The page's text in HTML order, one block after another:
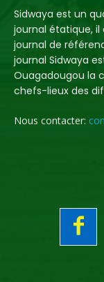
Sidwaya est un
journal étatique,
journal de
journal Sidwaya
Ouagadougou la
chefs-lieux des
Nous contacter: